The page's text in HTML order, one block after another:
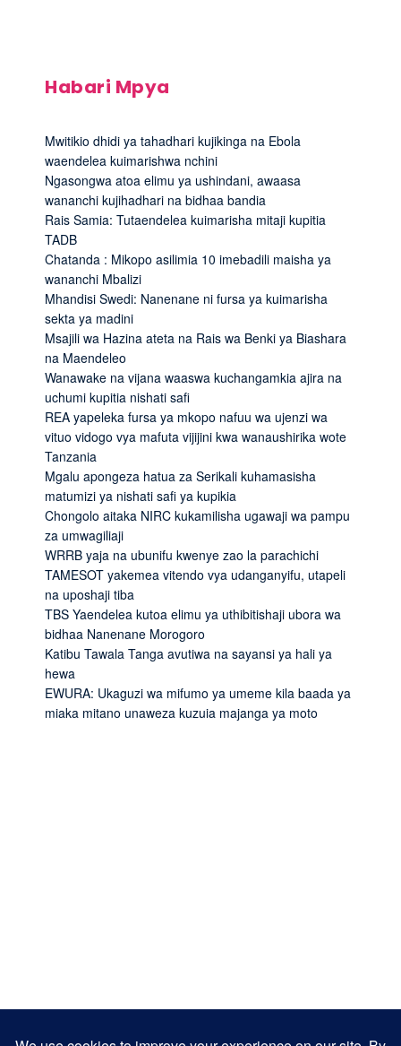
Habari Mpya
Mwitikio dhidi ya tahadhari kujikinga na Ebola
waendelea kuimarishwa nchini
Ngasongwa atoa elimu ya ushindani, awaasa
wananchi kujihadhari na bidhaa bandia
Rais Samia: Tutaendelea kuimarisha mitaji kupitia
TADB
Chatanda : Mikopo asilimia 10 imebadili maisha ya
wananchi Mbalizi
Mhandisi Swedi: Nanenane ni fursa ya kuimarisha
sekta ya madini
Msajili wa Hazina ateta na Rais wa Benki ya Biashara
na Maendeleo
Wanawake na vijana waaswa kuchangamkia ajira na
uchumi kupitia nishati safi
REA yapeleka fursa ya mkopo nafuu wa ujenzi wa
vituo vidogo vya mafuta vijijini kwa wanaushirika wote
Tanzania
Mgalu apongeza hatua za Serikali kuhamasisha
matumizi ya nishati safi ya kupikia
Chongolo aitaka NIRC kukamilisha ugawaji wa pampu
za umwagiliaji
WRRB yaja na ubunifu kwenye zao la parachichi
TAMESOT yakemea vitendo vya udanganyifu, utapeli
na uposhaji tiba
TBS Yaendelea kutoa elimu ya uthibitishaji ubora wa
bidhaa Nanenane Morogoro
Katibu Tawala Tanga avutiwa na sayansi ya hali ya
hewa
EWURA: Ukaguzi wa mifumo ya umeme kila baada ya
miaka mitano unaweza kuzuia majanga ya moto